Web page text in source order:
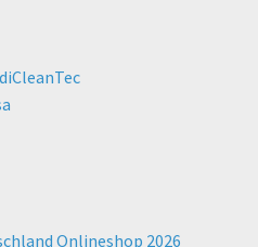
Onlineshop 2026